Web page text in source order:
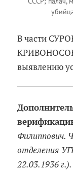
В части
выявлению
Филиппович.
отделения
22.03.1936